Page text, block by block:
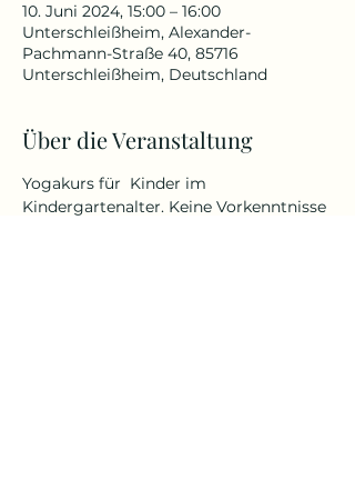
10. Juni 2024, 15:00 – 16:00
Unterschleißheim, Alexander-
Pachmann-Straße 40, 85716
Unterschleißheim, Deutschland
Über die Veranstaltung
Yogakurs für  Kinder im
Kindergartenalter. Keine Vorkenntnisse